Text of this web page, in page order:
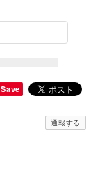
Save
通報する